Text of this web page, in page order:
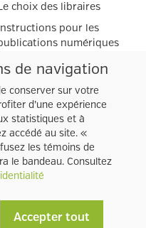
de navigation
conserver sur votre
d’une expérience
statistiques et à
accédé au site. «
les témoins de
le bandeau. Consultez
Accepter tout
Le choix des libraires
Instructions pour les
numériques
numériques adaptés
GROUPE COOPSCO
de vente
administratifs
droits réservés © Coopsco